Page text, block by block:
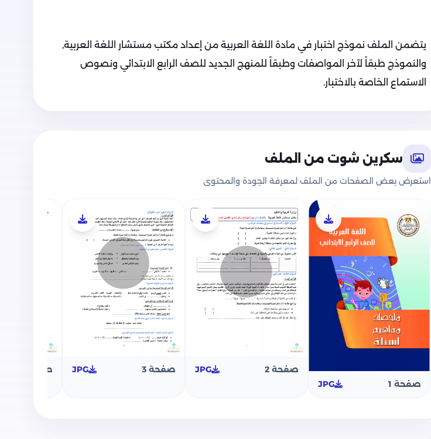
يتضمن الملف نموذج اختبار في مادة اللغة العربية من إعداد مكتب مستشار اللغة العربية,
والنموذج طبقاً لآخر المواصفات وطبقاً للمنهج الجديد للصف الرابع الابتدائي ونصوص
الاستماع الخاصة بالاختبار.
سكرين شوت من الملف
استعرض بعض الصفحات من الملف لمعرفة الجودة والمحتوى
صفحة 1 JPG
صفحة 2 JPG صفحة 3 JPG صفحة 4